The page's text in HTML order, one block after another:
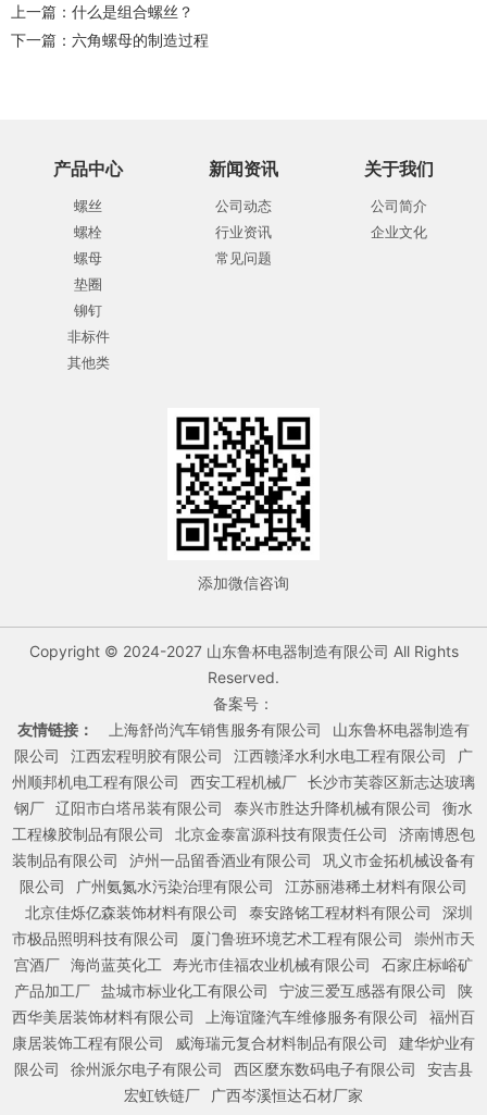
上一篇： 什么是组合螺丝？
下一篇： 六角螺母的制造过程
产品中心
螺丝
螺栓
螺母
垫圈
铆钉
非标件
其他类
新闻资讯
公司动态
行业资讯
常见问题
关于我们
公司简介
企业文化
添加微信咨询
Copyright © 2024-2027 山东鲁杯电器制造有限公司 All Rights
Reserved.
备案号：
友情链接：
上海舒尚汽车销售服务有限公司
山东鲁杯电器制造有
限公司
江西宏程明胶有限公司 江西赣泽水利水电工程有限公司
广
州顺邦机电工程有限公司
西安工程机械厂 长沙市芙蓉区新志达玻璃
钢厂 辽阳市白塔吊装有限公司 泰兴市胜达升降机械有限公司
衡水
工程橡胶制品有限公司
北京金泰富源科技有限责任公司
济南博恩包
装制品有限公司
泸州一品留香酒业有限公司
巩义市金拓机械设备有
限公司
广州氨氮水污染治理有限公司
江苏丽港稀土材料有限公司
北京佳烁亿森装饰材料有限公司
泰安路铭工程材料有限公司
深圳
市极品照明科技有限公司
厦门鲁班环境艺术工程有限公司
崇州市天
宫酒厂 海尚蓝英化工 寿光市佳福农业机械有限公司
石家庄标峪矿
产品加工厂 盐城市标业化工有限公司 宁波三爱互感器有限公司
陕
西华美居装饰材料有限公司
上海谊隆汽车维修服务有限公司
福州百
康居装饰工程有限公司
威海瑞元复合材料制品有限公司
建华炉业有
限公司
徐州派尔电子有限公司 西区麼东数码电子有限公司
安吉县
宏虹铁链厂
广西岑溪恒达石材厂家